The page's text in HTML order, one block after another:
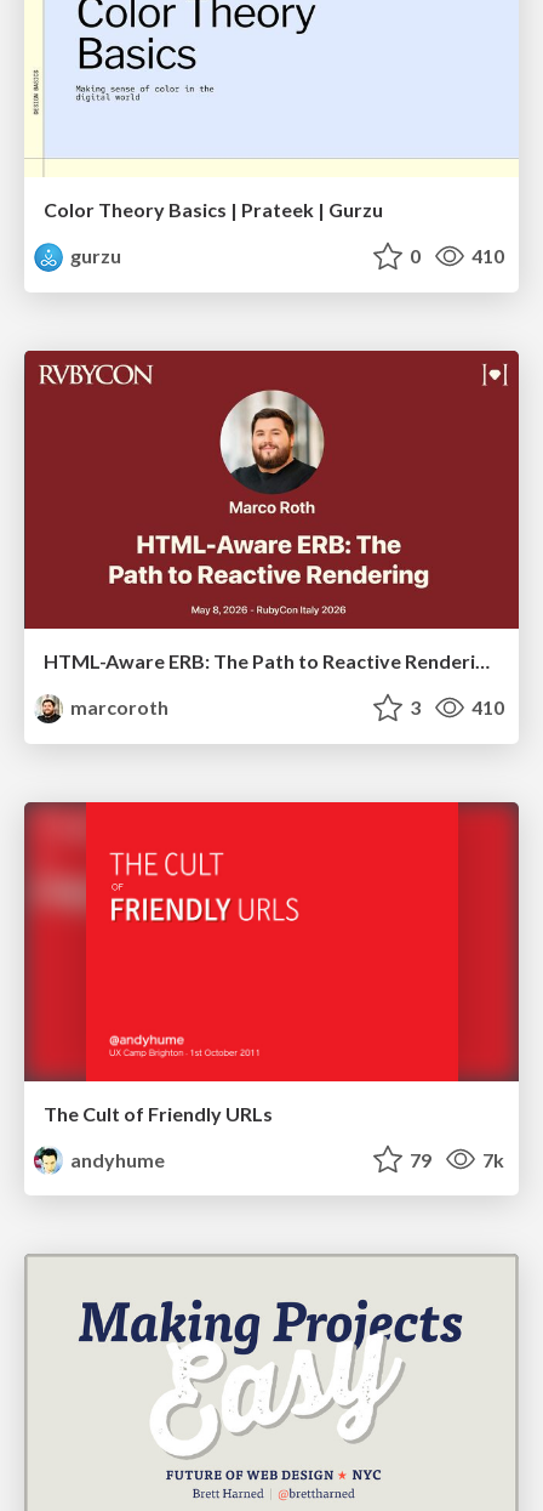
Color Theory Basics | Prateek | Gurzu
gurzu
0 410
HTML-Aware ERB: The Path to Reactive Rendering @ RubyCon 2026, Rimini, Italy
marcoroth
3 410
The Cult of Friendly URLs
andyhume
79 7k